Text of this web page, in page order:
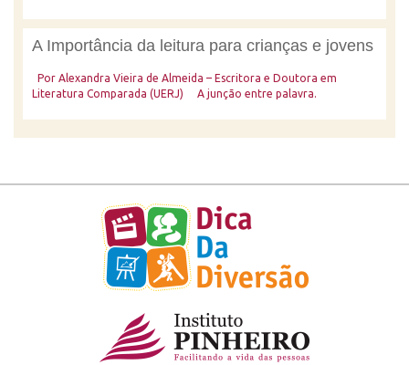
A Importância da leitura para crianças e jovens
Por Alexandra Vieira de Almeida – Escritora e Doutora em
Literatura Comparada (UERJ) A junção entre palavra.